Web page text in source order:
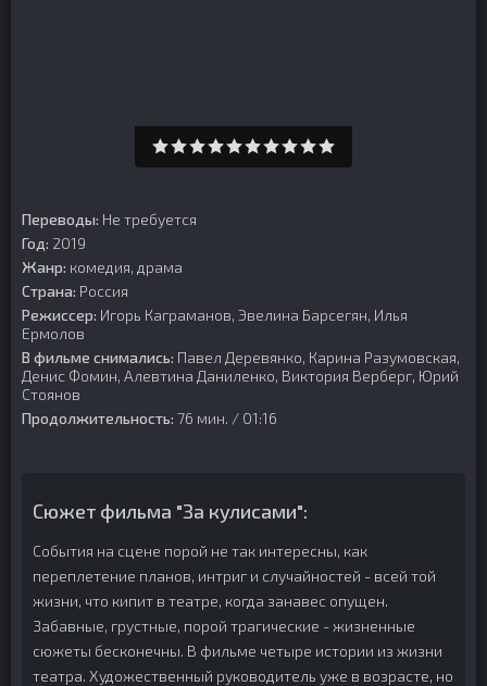
Переводы: Не требуется
Год: 2019
Жанр: комедия, драма
Страна: Россия
Режиссер: Игорь Каграманов, Эвелина Барсегян, Илья
Ермолов
В фильме снимались: Павел Деревянко, Карина Разумовская,
Денис Фомин, Алевтина Даниленко, Виктория Верберг, Юрий
Стоянов
Продолжительность: 76 мин. / 01:16
Сюжет фильма "За кулисами":
События на сцене порой не так интересны, как
переплетение планов, интриг и случайностей - всей той
жизни, что кипит в театре, когда занавес опущен.
Забавные, грустные, порой трагические - жизненные
сюжеты бесконечны. В фильме четыре истории из жизни
театра. Художественный руководитель уже в возрасте, но